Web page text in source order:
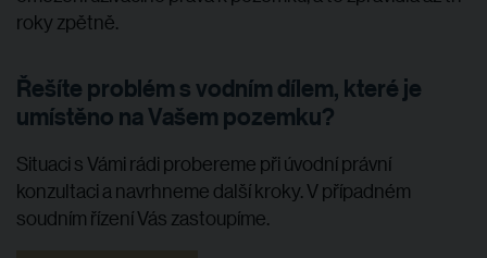
roky zpětně.
Řešíte problém s vodním dílem, které je
umístěno na Vašem pozemku?
Situaci s Vámi rádi probereme při úvodní právní
konzultaci a navrhneme další kroky. V případném
soudním řízení Vás zastoupíme.